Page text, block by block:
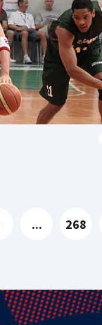
... 268